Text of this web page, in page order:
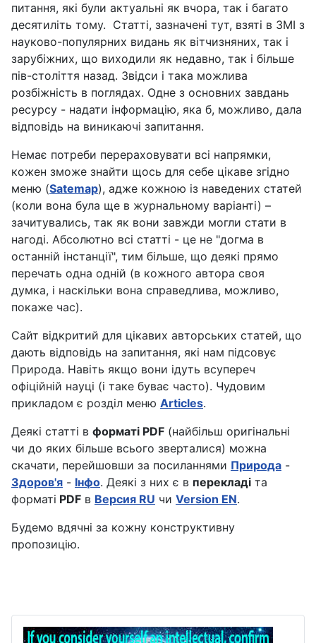
питання, які були актуальні як вчора, так і багато
десятиліть тому. Статті, зазначені тут, взяті в ЗМІ з
науково-популярних видань як вітчизняних, так і
зарубіжних, що виходили як недавно, так і більше
пів-століття назад. Звідси і така можлива
розбіжність в поглядах. Одне з основних завдань
ресурсу - надати інформацію, яка б, можливо, дала
відповідь на виникаючі запитання.
Немає потреби перераховувати всі напрямки,
кожен зможе знайти щось для себе цікаве згідно
меню (Satemap), адже кожною із наведених статей
(коли вона була ще в журнальному варіанті) –
зачитувались, так як вони завжди могли стати в
нагоді. Абсолютно всі статті - це не "догма в
останній інстанції", тим більше, що деякі прямо
перечать одна одній (в кожного автора своя
думка, і наскільки вона справедлива, можливо,
покаже час).
Сайт відкритий для цікавих авторських статей, що
дають відповідь на запитання, які нам підсовує
Природа. Навіть якщо вони ідуть всупереч
офіційній науці (і таке буває часто). Чудовим
прикладом є розділ меню Articles.
Деякі статті в форматі PDF (найбільш оригінальні
чи до яких більше всього зверталися) можна
скачати, перейшовши за посиланнями Природа -
Здоров'я - Інфо. Деякі з них є в перекладі та
форматі PDF в Версия RU чи Version EN.
Будемо вдячні за кожну конструктивну
пропозицію.